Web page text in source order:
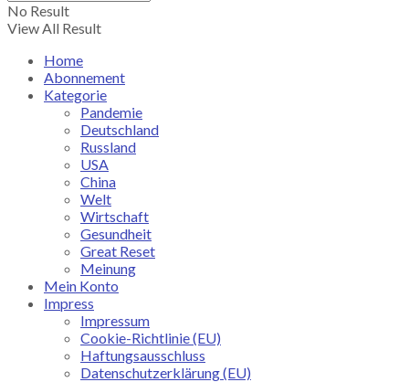
No Result
View All Result
Home
Abonnement
Kategorie
Pandemie
Deutschland
Russland
USA
China
Welt
Wirtschaft
Gesundheit
Great Reset
Meinung
Mein Konto
Impress
Impressum
Cookie-Richtlinie (EU)
Haftungsausschluss
Datenschutzerklärung (EU)